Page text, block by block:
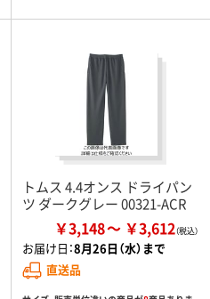
トムス 4.4オンス ドライパン
ツ ダークグレー 00321-ACR
￥3,148 ￥3,612
お届け日：8月26日（水）まで
直送品